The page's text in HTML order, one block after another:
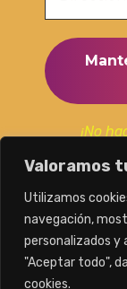
Valoramos
Utilizamos
navegación,
personalizados y
"Aceptar todo",
cookies.
¡No
día de